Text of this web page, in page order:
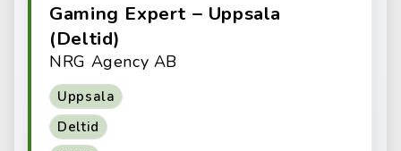
Gaming Expert – Uppsala
(Deltid)
NRG Agency AB
Uppsala
Deltid